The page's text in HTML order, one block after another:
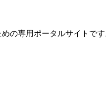
めの専用ポータルサイト